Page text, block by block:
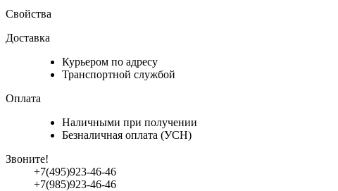
Свойства
Доставка
Курьером по адресу
Транспортной службой
Оплата
Наличными при получении
Безналичная оплата (УСН)
Звоните!
+7(495)923-46-46
+7(985)923-46-46